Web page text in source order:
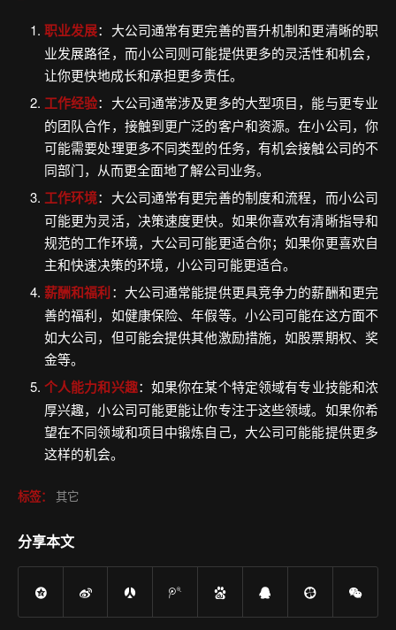
职业发展：大公司通常有更完善的晋升机制和更清晰的职
业发展路径，而小公司则可能提供更多的灵活性和机会，
让你更快地成长和承担更多责任。
工作经验：大公司通常涉及更多的大型项目，能与更专业
的团队合作，接触到更广泛的客户和资源。在小公司，你
可能需要处理更多不同类型的任务，有机会接触公司的不
同部门，从而更全面地了解公司业务。
工作环境：大公司通常有更完善的制度和流程，而小公司
可能更为灵活，决策速度更快。如果你喜欢有清晰指导和
规范的工作环境，大公司可能更适合你；如果你更喜欢自
主和快速决策的环境，小公司可能更适合。
薪酬和福利：大公司通常能提供更具竞争力的薪酬和更完
善的福利，如健康保险、年假等。小公司可能在这方面不
如大公司，但可能会提供其他激励措施，如股票期权、奖
金等。
个人能力和兴趣：如果你在某个特定领域有专业技能和浓
厚兴趣，小公司可能更能让你专注于这些领域。如果你希
望在不同领域和项目中锻炼自己，大公司可能能提供更多
这样的机会。
标签： 其它
分享本文